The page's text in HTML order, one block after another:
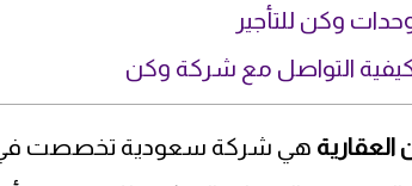
وكن للتأجير
التواصل مع شركة وكن
العقارية هي شركة سعودية تخصصت في